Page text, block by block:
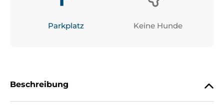
Parkplatz Keine Hunde
Beschreibung